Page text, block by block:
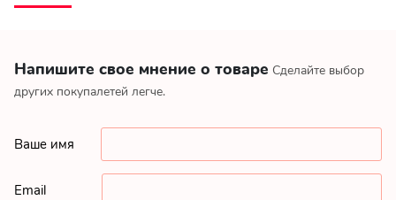
Напишите свое мнение о товаре Сделайте выбор
других покупалетей легче.
Ваше имя
Email